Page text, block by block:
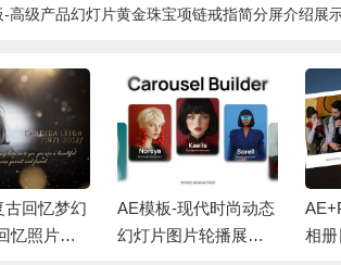
-高级产品幻灯片黄金珠宝项链戒指简分屏介绍展
古回忆梦幻
忆照片相
AE模板-现代时尚动态
幻灯片图片轮播展示
相册